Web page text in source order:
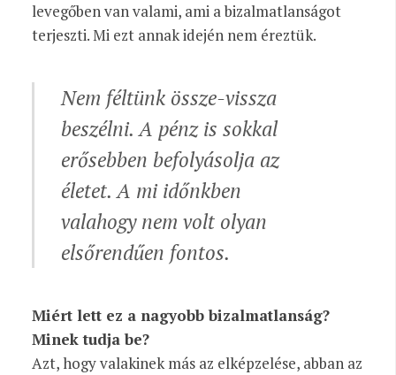
levegőben van valami, ami a bizalmatlanságot
terjeszti. Mi ezt annak idején nem éreztük.
Nem féltünk össze-vissza
beszélni. A pénz is sokkal
erősebben befolyásolja az
életet. A mi időnkben
valahogy nem volt olyan
elsőrendűen fontos.
Miért lett ez a nagyobb bizalmatlanság?
Minek tudja be?
Azt, hogy valakinek más az elképzelése, abban az